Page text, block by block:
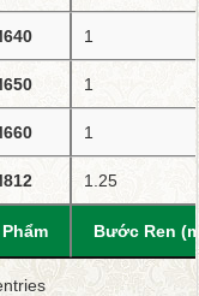
1
1
1
1.25
Bước Ren